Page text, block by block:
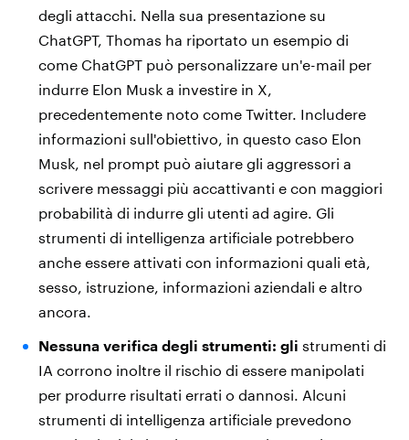
degli attacchi. Nella sua presentazione su
ChatGPT, Thomas ha riportato un esempio di
come ChatGPT può personalizzare un'e-mail per
indurre Elon Musk a investire in X,
precedentemente noto come Twitter. Includere
informazioni sull'obiettivo, in questo caso Elon
Musk, nel prompt può aiutare gli aggressori a
scrivere messaggi più accattivanti e con maggiori
probabilità di indurre gli utenti ad agire. Gli
strumenti di intelligenza artificiale potrebbero
anche essere attivati con informazioni quali età,
sesso, istruzione, informazioni aziendali e altro
ancora.
Nessuna verifica degli strumenti: gli strumenti di
IA corrono inoltre il rischio di essere manipolati
per produrre risultati errati o dannosi. Alcuni
strumenti di intelligenza artificiale prevedono